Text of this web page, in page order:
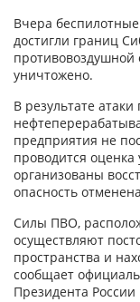
Вчера
достигли границ
уничтожено.
В результате
предприятия не
проводится
организованы
опасность
Силы ПВО,
осуществляют
пространства и
сообщает
Президента